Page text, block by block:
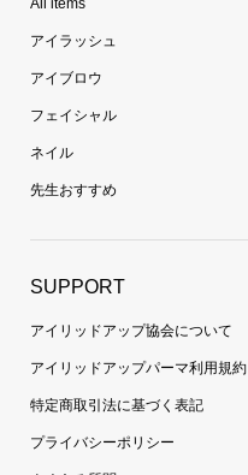
アイラッシュ
アイブロウ
フェイシャル
ネイル
先生おすすめ
SUPPORT
アイリッドアップ協会について
アイリッドアップパーマ利用規約
特定商取引法に基づく表記
プライバシーポリシー